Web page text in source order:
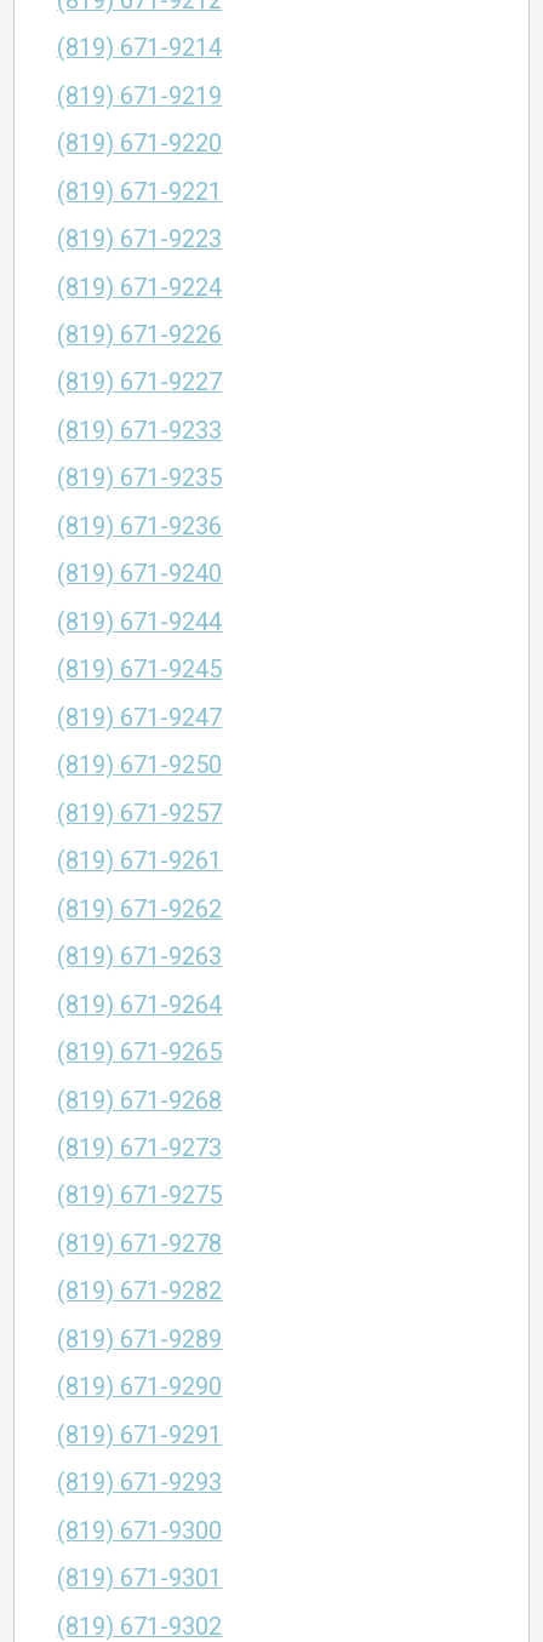
(819) 671-9214
(819) 671-9219
(819) 671-9220
(819) 671-9221
(819) 671-9223
(819) 671-9224
(819) 671-9226
(819) 671-9227
(819) 671-9233
(819) 671-9235
(819) 671-9236
(819) 671-9240
(819) 671-9244
(819) 671-9245
(819) 671-9247
(819) 671-9250
(819) 671-9257
(819) 671-9261
(819) 671-9262
(819) 671-9263
(819) 671-9264
(819) 671-9265
(819) 671-9268
(819) 671-9273
(819) 671-9275
(819) 671-9278
(819) 671-9282
(819) 671-9289
(819) 671-9290
(819) 671-9291
(819) 671-9293
(819) 671-9300
(819) 671-9301
(819) 671-9302